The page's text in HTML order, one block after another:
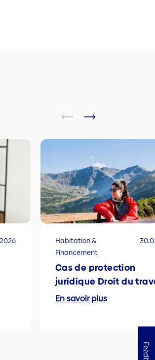
Habitation &
Financement
Cas de protection
juridique Droit du
En savoir plus